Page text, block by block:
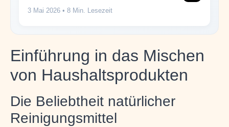
3 Mai 2026 • 8 Min. Lesezeit
Einführung in das Mischen
von Haushaltsprodukten
Die Beliebtheit natürlicher
Reinigungsmittel